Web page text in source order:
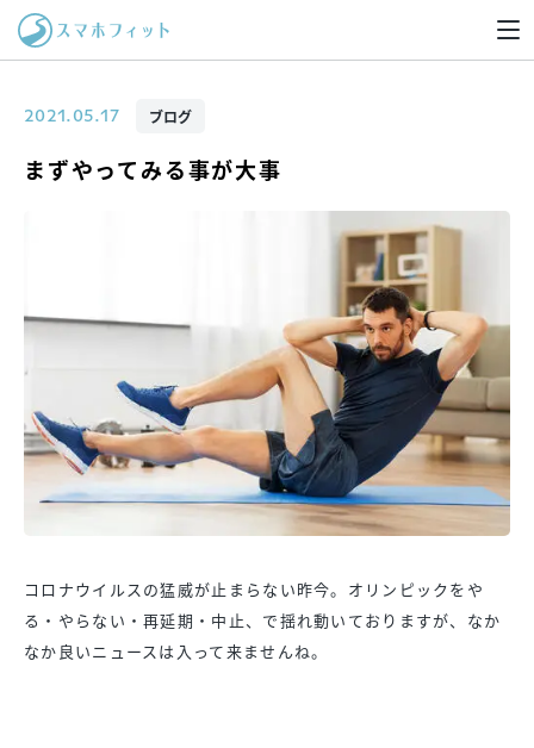
2021.05.17 ブログ
まずやってみる事が大事
コロナウイルスの猛威が止まらない昨今。オリンピックをや
る・やらない・再延期・中止、で揺れ動いておりますが、なか
なか良いニュースは入って来ませんね。